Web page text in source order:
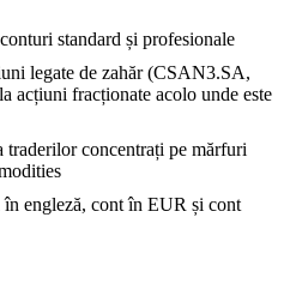
standard și profesionale
legate de zahăr (CSAN3.SA,
acțiuni fracționate acolo unde este
traderilor concentrați pe mărfuri
engleză, cont în EUR și cont